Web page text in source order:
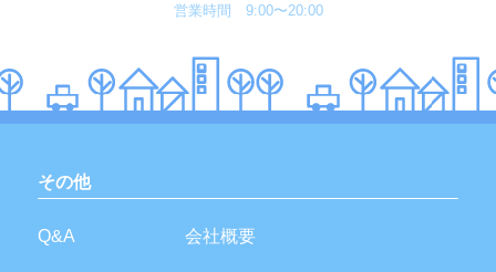
営業時間 9:00〜20:00
その他
Q&A 会社概要